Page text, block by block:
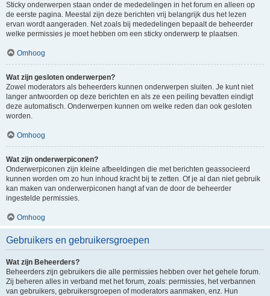
Sticky onderwerpen staan onder de mededelingen in het forum en alleen op
de eerste pagina. Meestal zijn deze berichten vrij belangrijk dus het lezen
ervan wordt aangeraden. Net zoals bij mededelingen bepaalt de beheerder
welke permissies je moet hebben om een sticky onderwerp te plaatsen.
Omhoog
Wat zijn gesloten onderwerpen?
Zowel moderators als beheerders kunnen onderwerpen sluiten. Je kunt niet
langer antwoorden op deze berichten en als ze een peiling bevatten eindigt
deze automatisch. Onderwerpen kunnen om welke reden dan ook gesloten
worden.
Omhoog
Wat zijn onderwerpiconen?
Onderwerpiconen zijn kleine afbeeldingen die met berichten geassocieerd
kunnen worden om zo hun inhoud kracht bij te zetten. Of je al dan niet gebruik
kan maken van onderwerpiconen hangt af van de door de beheerder
ingestelde permissies.
Omhoog
Gebruikers en gebruikersgroepen
Wat zijn Beheerders?
Beheerders zijn gebruikers die alle permissies hebben over het gehele forum.
Zij beheren alles in verband met het forum, zoals: permissies, het verbannen
van gebruikers, gebruikersgroepen of moderators aanmaken, enz. Hun